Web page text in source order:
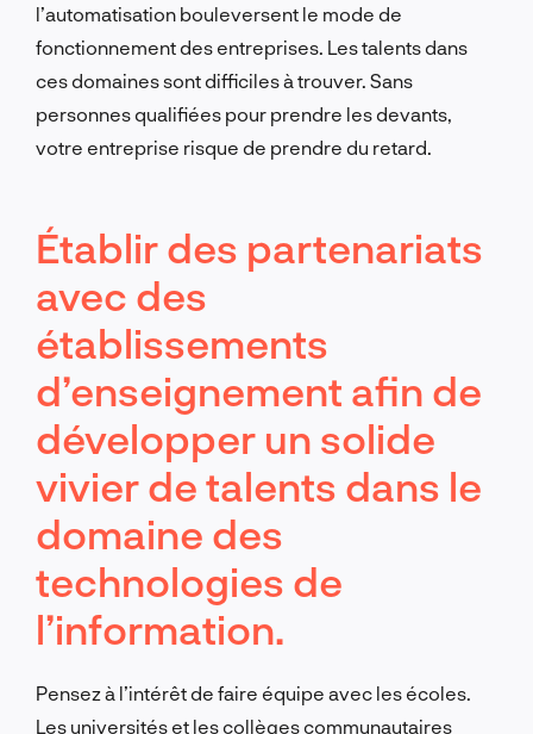
l’automatisation bouleversent le mode de
fonctionnement des entreprises. Les talents dans
ces domaines sont difficiles à trouver. Sans
personnes qualifiées pour prendre les devants,
votre entreprise risque de prendre du retard.
Établir des partenariats
avec des
établissements
d’enseignement afin de
développer un solide
vivier de talents dans le
domaine des
technologies de
l’information.
Pensez à l’intérêt de faire équipe avec les écoles.
Les universités et les collèges communautaires